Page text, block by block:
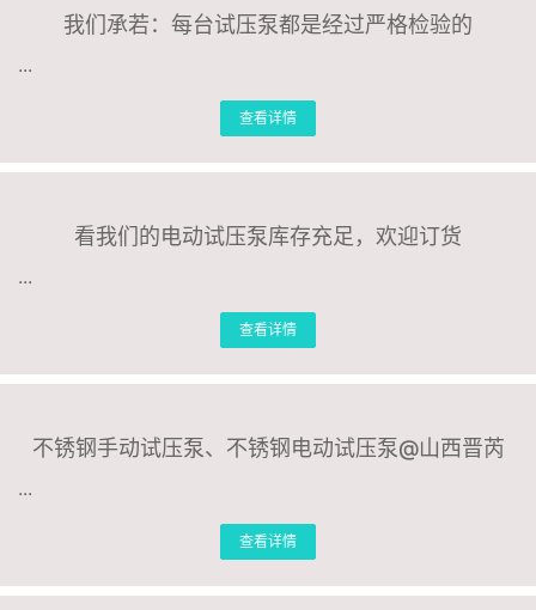
我们承若：每台试压泵都是经过严格检验的
...
查看详情
看我们的电动试压泵库存充足，欢迎订货
...
查看详情
不锈钢手动试压泵、不锈钢电动试压泵@山西晋芮
...
查看详情